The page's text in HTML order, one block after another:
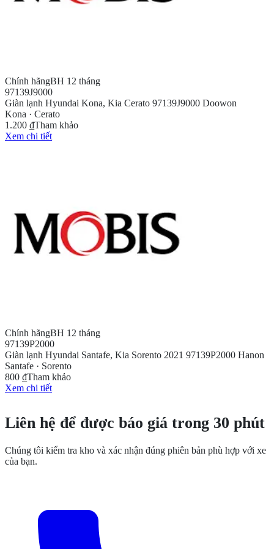
Chính hãngBH 12 tháng
97139J9000
Giàn lạnh Hyundai Kona, Kia Cerato 97139J9000 Doowon
Kona · Cerato
1.200 ₫Tham khảo
Xem chi tiết
Chính hãngBH 12 tháng
97139P2000
Giàn lạnh Hyundai Santafe, Kia Sorento 2021 97139P2000 Hanon
Santafe · Sorento
800 ₫Tham khảo
Xem chi tiết
Liên hệ để được báo giá trong 30 phút
Chúng tôi kiểm tra kho và xác nhận đúng phiên bản phù hợp với xe
của bạn.